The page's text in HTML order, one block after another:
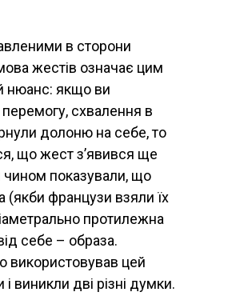
в сторони
жестів означає цим
нюанс: якщо ви
схвалення в
долоню на себе, то
що жест з’явився ще
чином показували, що
(якби французи взяли їх
протилежна
себе – образа.
використовував цей
виникли дві різні думки.